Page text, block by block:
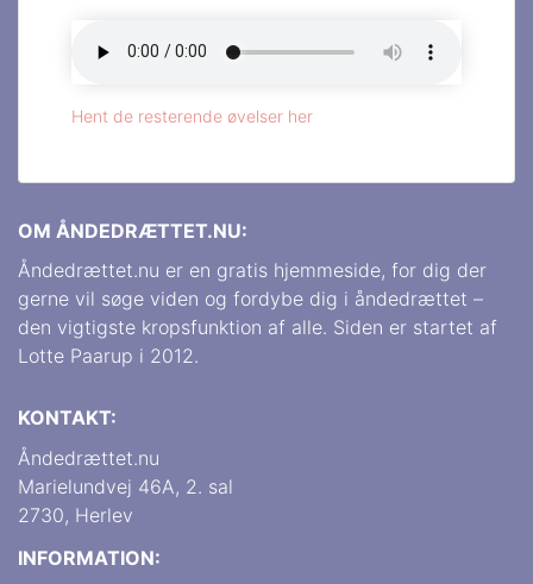
Hent de resterende øvelser her
OM ÅNDEDRÆTTET.NU:
Åndedrættet.nu er en gratis hjemmeside, for dig der
gerne vil søge viden og fordybe dig i åndedrættet –
den vigtigste kropsfunktion af alle. Siden er startet af
Lotte Paarup i 2012.
KONTAKT:
Åndedrættet.nu
Marielundvej 46A, 2. sal
2730, Herlev
INFORMATION: